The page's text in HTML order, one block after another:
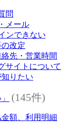
問
メール
ンできない
改定
先・営業時間
サイトについて
りたい
(145件)
額、利用明細